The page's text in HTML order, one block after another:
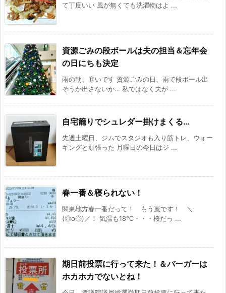
て丁度いい 風が無くても洗濯物はよ ...
資源ごみの段ボールは夫の担当＆忘年会
の日にちも決定
雨の朝、寒いです 資源ごみの日、雨で段ボール出
そうか出さないか… 私ではなく夫が ...
自宅籠りでシュレダー掛けまくる…
先週土曜日、ジムでスタジオも入り筋トレ、ウォー
キングと頑張った 月曜日の今日はジ ...
春一番＆寝られない！
関東地方春一番だって！ もう嵐です！ ＼
(◎o◎)／！ 気温も18℃・・・桜だっ ...
期日前投票に行って来た！＆バーガーは
ホカホカでないとね！